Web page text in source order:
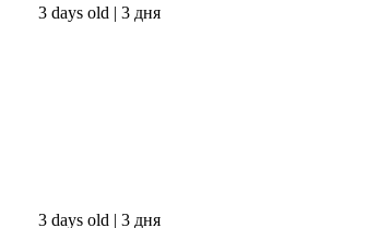
3 days old | 3 дня
3 days old | 3 дня